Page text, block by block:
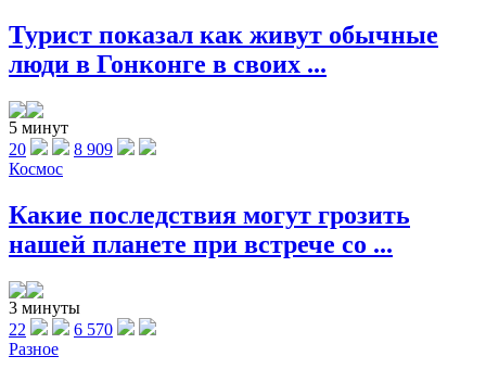
Турист показал как живут обычные
люди в Гонконге в своих ...
5 минут
20
8 909
Космос
Какие последствия могут грозить
нашей планете при встрече со ...
3 минуты
22
6 570
Разное